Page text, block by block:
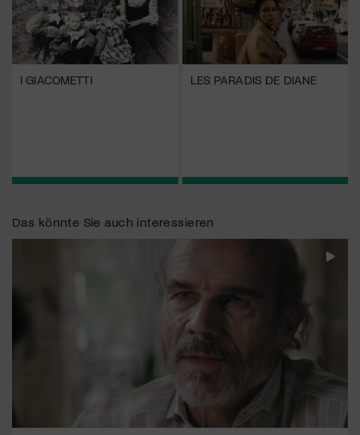
I GIACOMETTI LES PARADIS DE DIANE
Das könnte Sie auch interessieren